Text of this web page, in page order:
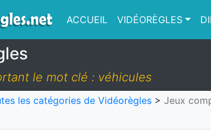
ACCUEIL VIDÉORÈGLES
le mot clé : véhicules
les catégories de Vidéorègles > Jeux